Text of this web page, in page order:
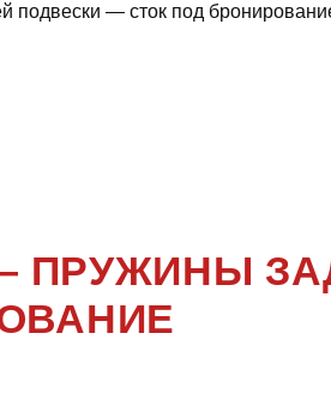
подвески — сток под
— ПРУЖИНЫ